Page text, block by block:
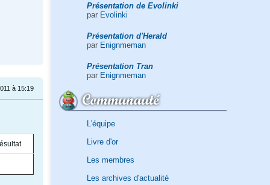
Présentation de Evolinki
par Evolinki
Présentation d'Herald
par Enignmeman
Présentation Tran
par Enignmeman
Communauté
L'équipe
Livre d'or
Les membres
Les archives d'actualité
à 15:19